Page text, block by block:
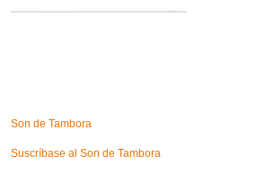
Son de Tambora
Suscríbase al Son de Tambora